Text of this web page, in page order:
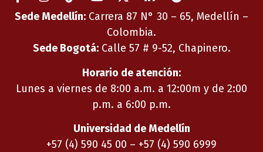
Sede Medellín: Carrera 87 N° 30 – 65, Medellín –
Colombia.
Sede Bogotá:Calle 57 # 9-52, Chapinero.
Horario de atención:
Lunes a viernes de 8:00 a.m. a 12:00m y de 2:00
p.m. a 6:00 p.m.
Universidad de Medellín
+57 (4) 590 45 00 – +57 (4) 590 6999